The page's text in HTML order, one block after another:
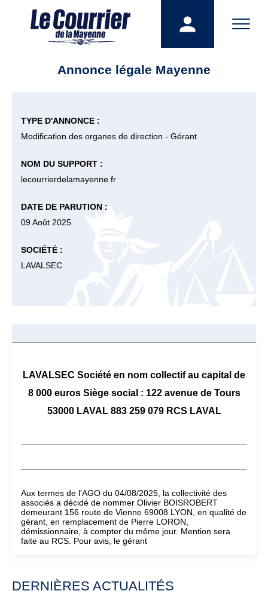
Annonce légale Mayenne
TYPE D'ANNONCE :
Modification des organes de direction - Gérant
NOM DU SUPPORT :
lecourrierdelamayenne.fr
DATE DE PARUTION :
09 Août 2025
SOCIÉTÉ :
LAVALSEC
LAVALSEC Société en nom collectif au capital de
8 000 euros Siège social : 122 avenue de Tours
53000 LAVAL 883 259 079 RCS LAVAL
Aux termes de l'AGO du 04/08/2025, la collectivité des
associés a décidé de nommer Olivier BOISROBERT
demeurant 156 route de Vienne 69008 LYON, en qualité de
gérant, en remplacement de Pierre LORON,
démissionnaire, à compter du même jour. Mention sera
faite au RCS. Pour avis, le gérant
DERNIÈRES ACTUALITÉS